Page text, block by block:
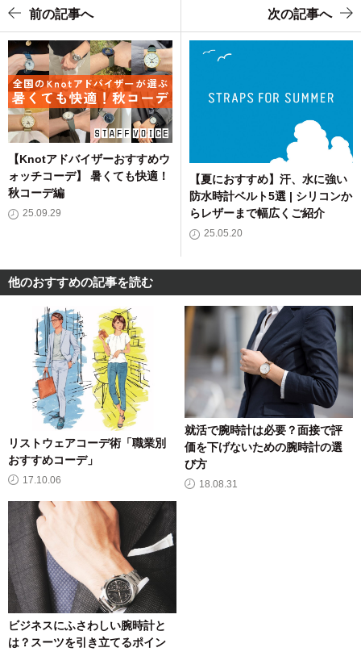
前の記事へ
【Knotアドバイザーおすすめウ
ォッチコーデ】 暑くても快適！
秋コーデ編
25.09.29
次の記事へ
【夏におすすめ】汗、水に強い
防水時計ベルト5選 | シリコンか
らレザーまで幅広くご紹介
25.05.20
他のおすすめの記事を読む
リストウェアコーデ術「職業別
おすすめコーデ」
17.10.06
就活で腕時計は必要？面接で評
価を下げないための腕時計の選
び方
18.08.31
ビジネスにふさわしい腕時計と
は？スーツを引き立てるポイン